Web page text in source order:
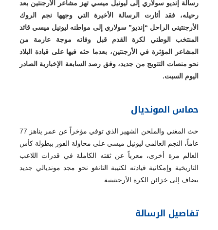
رسالة إنديو سولاري إلى ليونيل ميسي تهز مشاعر الأرجنتين بعد
رحيله، فقد أثارت الرسالة الأخيرة التي وجهها نجم الروك
الأرجنتيني الراحل “إنديو” سولاري إلى مواطنه ليونيل ميسي قائد
المنتخب الوطني لكرة القدم قبل وفاته موجة عارمة من
المشاعر المؤثرة في الأرجنتين، بعدما حثه فيها على قيادة البلاد
نحو منصات التتويج من جديد، وفق رصد السابعة الإخبارية الصادر
اليوم السبت.
حماس المونديال
حث المغني والملحن الشهير الذي توفي مؤخراً عن عمر يناهز 77
عاماً، النجم العالمي ليونيل ميسي على محاولة الفوز ببطولة كأس
العالم مرة أخرى، معرباً عن ثقته الكاملة في قدرات اللاعب
التاريخية وإمكانية قيادته لكتيبة التانغو نحو مجد مونديالي جديد
يضاف إلى خزائن الكرة الأرجنتينية.
تفاصيل الرسالة